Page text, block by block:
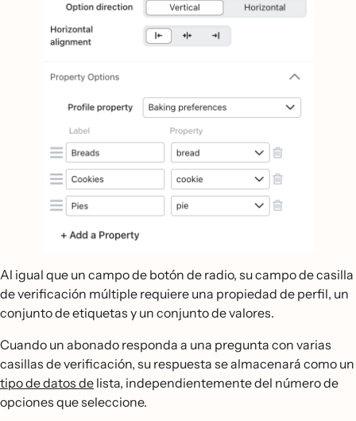
Al igual que un campo de botón de radio, su campo de casilla
de verificación múltiple requiere una propiedad de perfil, un
conjunto de etiquetas y un conjunto de valores.
Cuando un abonado responda a una pregunta con varias
casillas de verificación, su respuesta se almacenará como un
tipo de datos de lista, independientemente del número de
opciones que seleccione.